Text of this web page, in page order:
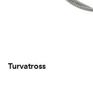
Turvatross